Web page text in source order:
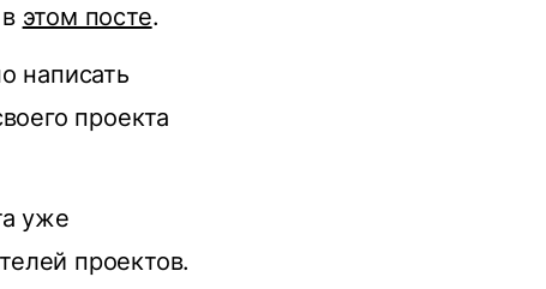
этом посте.
написать
проекта
уже
проектов.